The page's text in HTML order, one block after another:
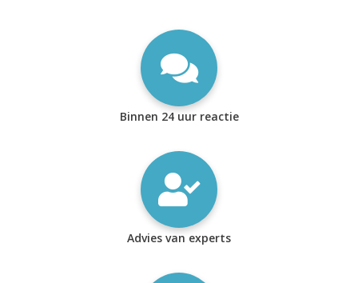
Binnen 24 uur reactie
Advies van experts